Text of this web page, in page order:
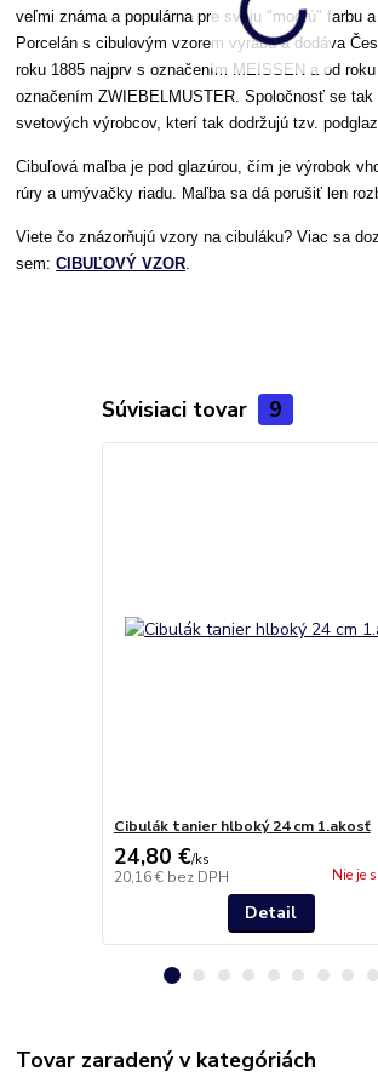
veľmi známa a populárna pre svoju "modrú" farbu a
Porcelán s cibulovým vzorem vyrába a dodáva
roku 1885 najprv s označením MEISSEN a od
označením ZWIEBELMUSTER. Spoločnosť se tak
svetových výrobcov, kterí tak dodržujú tzv.
Cibuľová maľba je pod glazúrou, čím je výrobok
rúry a umývačky riadu. Maľba sa dá porušiť len
Viete čo znázorňujú vzory na cibuláku? Viac sa
sem:CIBUĽOVÝ VZOR
Súvisiaci tovar 9
Cibulák tanier hlboký 24 cm 1.akosť
24,80 €/ks
20,16 € bez DPH Nie je
Detail
Tovar zaradený v kategóriách